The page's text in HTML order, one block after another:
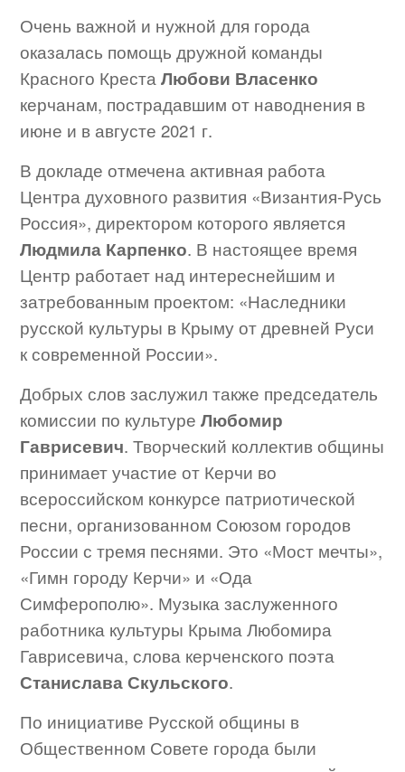
Очень важной и нужной для города
оказалась помощь дружной команды
Красного КрестаЛюбови Власенко
керчанам, пострадавшим от наводнения в
июне и в августе 2021 г.
В докладе отмечена активная работа
Центра духовного развития «Византия-Русь
Россия», директором которого является
Людмила Карпенко. В настоящее время
Центр работает над интереснейшим и
затребованным проектом: «Наследники
русской культуры в Крыму от древней Руси
к современной России».
Добрых слов заслужил также председатель
комиссии по культуреЛюбомир
Гаврисевич. Творческий коллектив общины
принимает участие от Керчи во
всероссийском конкурсе патриотической
песни, организованном Союзом городов
России с тремя песнями. Это «Мост мечты»,
«Гимн городу Керчи» и «Ода
Симферополю». Музыка заслуженного
работника культуры Крыма Любомира
Гаврисевича, слова керченского поэта
Станислава Скульского.
По инициативе Русской общины в
Общественном Совете города были